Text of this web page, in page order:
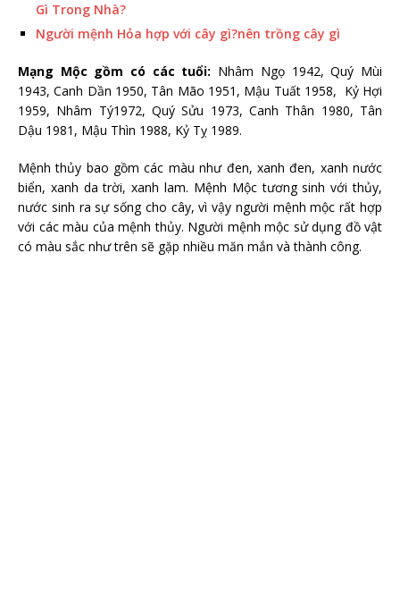
Gì Trong Nhà?
Người mệnh Hỏa hợp với cây gì?nên trồng cây gì
Mạng Mộc gồm có các tuổi: Nhâm Ngọ 1942, Quý Mùi
1943, Canh Dần 1950, Tân Mão 1951, Mậu Tuất 1958, Kỷ Hợi
1959, Nhâm Tý1972, Quý Sửu 1973, Canh Thân 1980, Tân
Dậu 1981, Mậu Thìn 1988, Kỷ Tỵ 1989.
Mệnh thủy bao gồm các màu như đen, xanh đen, xanh nước
biển, xanh da trời, xanh lam. Mệnh Mộc tương sinh với thủy,
nước sinh ra sự sống cho cây, vì vậy người mệnh mộc rất hợp
với các màu của mệnh thủy. Người mệnh mộc sử dụng đồ vật
có màu sắc như trên sẽ gặp nhiều măn mắn và thành công.